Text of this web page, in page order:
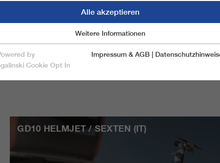
Betriebszeit inmitten der Südtiroler Dolomiten
Pendelbahn dort bald ausgedient. Im Herbst
GD10 HELMJET / SEXTEN (IT)
Alle akzeptieren
Marketing
Speichern & schließen
Essentiell
Essentielle Cookies werden für grundlegende Funktionen der
Webseite benötigt. Dadurch ist gewährleistet, dass die Webseite
einwandfrei funktioniert.
Weitere Informationen
by
Cookie Opt In
Impressum & AGB